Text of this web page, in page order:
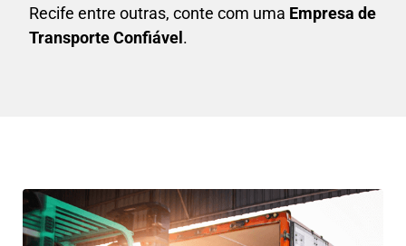
Recife entre outras, conte com uma Empresa de
Transporte Confiável .